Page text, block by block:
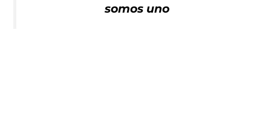
somos uno